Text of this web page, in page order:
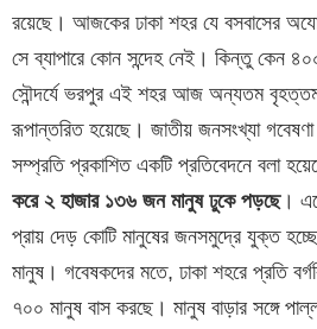
রয়েছে। আজকের ঢাকা শহর যে বসবাসের
সে ব্যাপারে কোন সন্দেহ নেই। কিন্তু কেন
সৌন্দর্যে ভরপুর এই শহর আজ অন্যতম বৃহত্তম
রূপান্তরিত হয়েছে। জাতীয় জনসংখ্যা গবেষণা
সম্প্রতি প্রকাশিত একটি প্রতিবেদনে বলা
করে ২ হাজার ১৩৬ জন মানুষ ঢুকে পড়ছে।
প্রায় দেড় কোটি মানুষের জনসমুদ্রে যুক্ত
মানুষ। গবেষকদের মতে, ঢাকা শহরে প্রতি
৭০০ মানুষ বাস করছে। মানুষ বাড়ার সঙ্গে